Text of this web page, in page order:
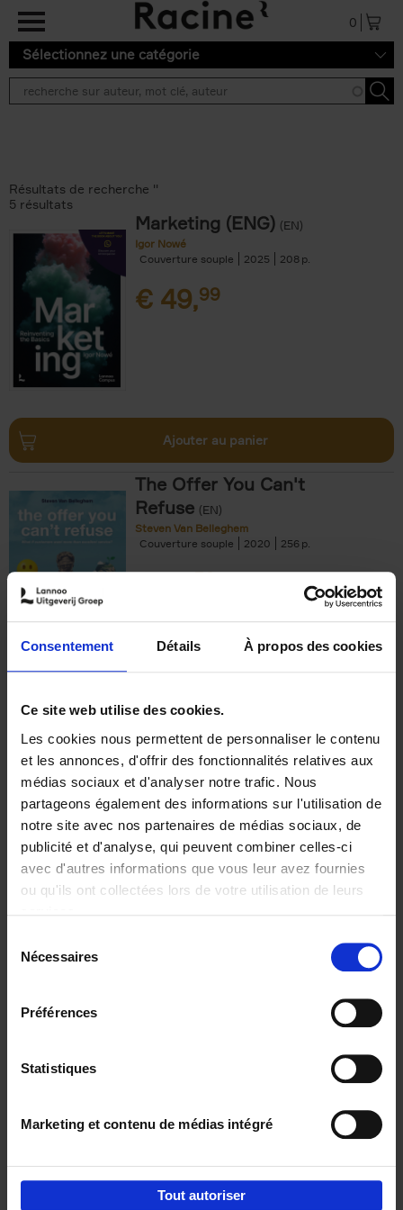
Consentement Détails À propos des cookies
Ce site web utilise des cookies.
Les cookies nous permettent de personnaliser le contenu
et les annonces, d'offrir des fonctionnalités relatives aux
médias sociaux et d'analyser notre trafic. Nous
partageons également des informations sur l'utilisation de
notre site avec nos partenaires de médias sociaux, de
publicité et d'analyse, qui peuvent combiner celles-ci
avec d'autres informations que vous leur avez fournies
ou qu'ils ont collectées lors de votre utilisation de leurs
Nécessaires
Préférences
Statistiques
Marketing et contenu de médias intégré
Tout autoriser
Aller au contenu principal
0
Sélectionnez une catégorie
Résultats de recherche ''
5 résultats
Marketing (ENG) (EN)
Igor Nowé
Couverture souple
2025 208
€ 49,99
Ajouter au panier
The Offer You Can't
Refuse (EN)
Steven Van Belleghem
Couverture souple
2020 256
€37,50
Building Bonds = Building
Business
Jochen Roef Jozefien De Feyter
Carolien Boom
Couverture souple
2025 200
€29,99
Digital marketing like a PRO -
completely revised edition (EN)